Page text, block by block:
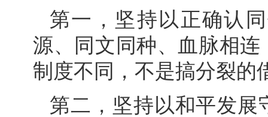
第一，坚持以正确认
源、同文同种、血脉相
制度不同，不是搞分裂的
第二，坚持以和平发展